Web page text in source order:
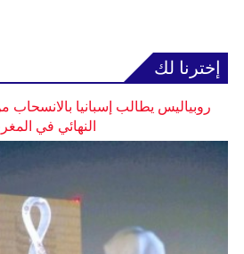
إخترنا لك
روبياليس يطالب إسبانيا بالانسحاب
النهائي في